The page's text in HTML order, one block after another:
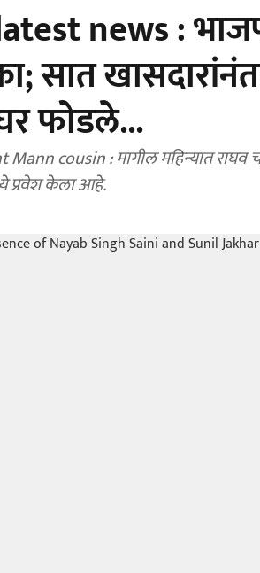
news :
सात
फोडले...
cousin : मागील महिन्यात राघव
प्रवेश केला आहे.